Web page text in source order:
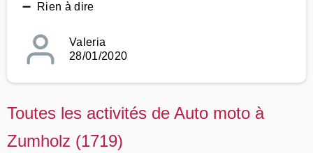
➖ Rien à dire
Valeria
28/01/2020
Toutes les activités de Auto moto à
Zumholz (1719)